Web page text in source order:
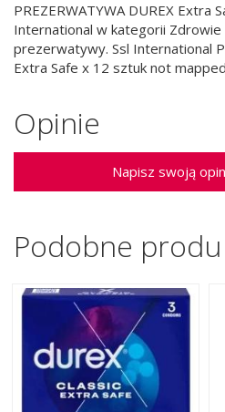
PREZERWATYWA DUREX Extra
International w kategorii Zdrowie
prezerwatywy. Ssl International
Extra Safe x 12 sztuk not
Opinie
Napisz swoją
Podobne